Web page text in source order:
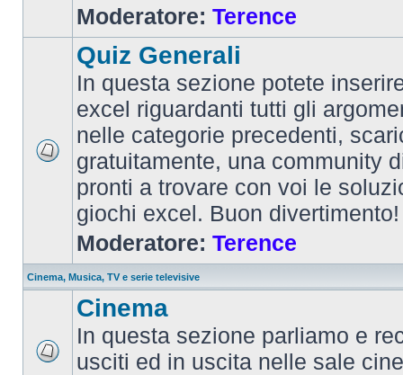
Moderatore: Terence
Quiz Generali
In questa sezione potete
excel riguardanti tutti gli
nelle categorie precedenti,
gratuitamente, una community
pronti a trovare con voi le
giochi excel. Buon divertimento!
Moderatore: Terence
Cinema, Musica, TV e serie televisive
Cinema
In questa sezione parliamo e
usciti ed in uscita nelle sale